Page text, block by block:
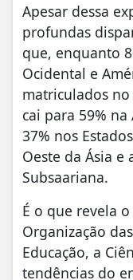
Apesar dessa
profundas
que, enquanto
Ocidental e
matriculados
cai para 59%
37% nos
Oeste da Ásia e
Subsaariana.
É o que revela
Organização
Educação, a
tendências do